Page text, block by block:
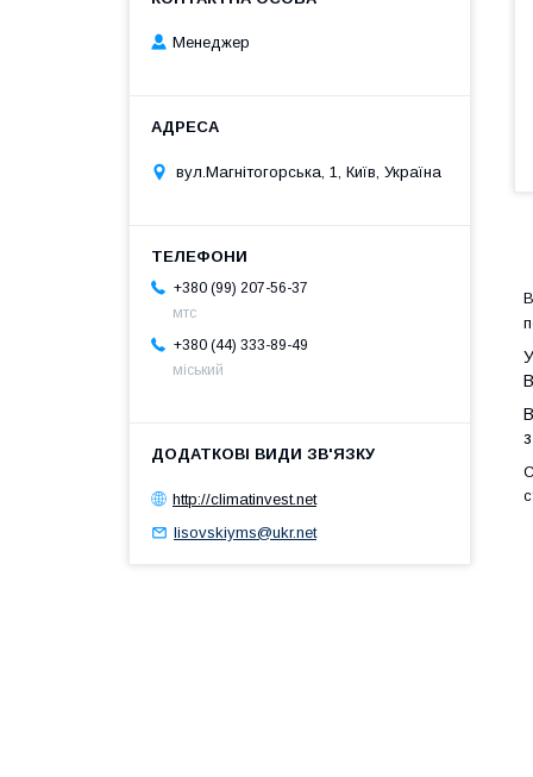
Менеджер
вул.Магнітогорська, 1, Київ, Україна
+380 (99) 207-56-37
мтс
+380 (44) 333-89-49
міський
http://climatinvest.net
lisovskiyms@ukr.net